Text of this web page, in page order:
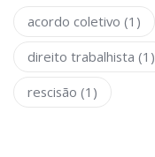
acordo coletivo (1)
direito trabalhista (1)
rescisão (1)